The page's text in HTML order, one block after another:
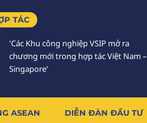
TÁC
'Các Khu công nghiệp VSIP mở ra
chương mới trong hợp tác Việt Nam –
Singapore'
ASEAN DIỄN ĐÀN ĐẦU TƯ